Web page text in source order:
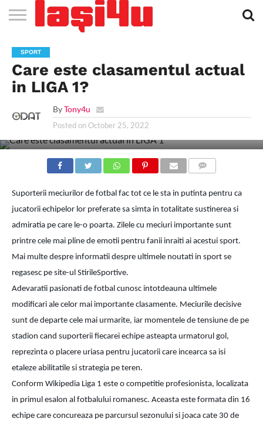
STIRI
APARTAMENTE
NOI IASI
STIRI
IASI
JOBS
IN
IASI
FILME
LA
CINEMA
CLUBURI /
DISCOTECI
BARURI /
CAFENELE
SALI DE
FORTA
SI
FITNESS
SALOANE DE
INFRUMUSETARE
AGENTII
DE
TURISM
IASI
RESTAURANTE
IN IASI
PIZZA
IN
IASI
PISCINA
IN IASI
FLORARII
RADIO
LIVE
IN IASI
SPALATORII
AUTO
TRACTARI
AUTO
TAXI
IN
IASI
CINEMA
TEATRU
HOTELURI
/
PENSIUNI
TEREN
SPORTIV
TEREN
TENIS
IASI
FARMACII
NON
STOP
COFFEE-
TO-GO
FIRME DE
PUBLICITATE
RENT
A
CAR
SPORT
Care este clasamentul actual
in LIGA 1?
By Tony4u
Posted on October 25, 2022
Suporterii meciurilor de fotbal fac tot ce le sta in putinta pentru ca
jucatorii echipelor lor preferate sa simta in totalitate sustinerea si
admiratia pe care le-o poarta. Zilele cu meciuri importante sunt
printre cele mai pline de emotii pentru fanii inraiti ai acestui sport.
Mai multe despre informatii despre ultimele noutati in sport se
regasesc pe site-ul StirileSportive.
Adevaratii pasionati de fotbal cunosc intotdeauna ultimele
modificari ale celor mai importante clasamente. Meciurile decisive
sunt de departe cele mai urmarite, iar momentele de tensiune de pe
stadion cand suporterii fiecarei echipe asteapta urmatorul gol,
reprezinta o placere uriasa pentru jucatorii care incearca sa isi
etaleze abilitatile si strategia pe teren.
Conform Wikipedia Liga 1 este o competitie profesionista, localizata
in primul esalon al fotbalului romanesc. Aceasta este formata din 16
echipe care concureaza pe parcursul sezonului si joaca cate 30 de